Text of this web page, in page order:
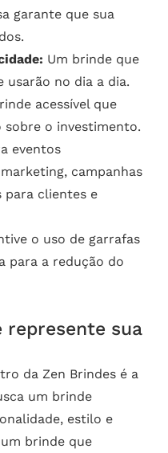
garante que sua
Um brinde que
usarão no dia a dia.
acessível que
o investimento.
eventos
campanhas
para clientes e
o uso de garrafas
para a redução do
represente sua
da Zen Brindes é a
um brinde
estilo e
brinde que